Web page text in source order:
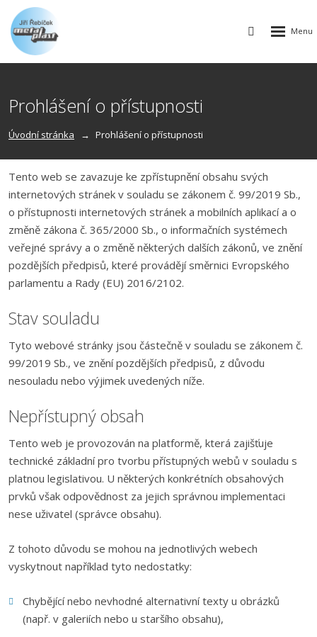
Vyhledávání
Rozbalení
Prohlášení o přístupnosti
Úvodní stránka Prohlášení o přístupnosti
Tento web se zavazuje ke zpřístupnění obsahu svých
internetových stránek v souladu se zákonem č. 99/2019 Sb.,
o přístupnosti internetových stránek a mobilních aplikací a o
změně zákona č. 365/2000 Sb., o informačních systémech
veřejné správy a o změně některých dalších zákonů, ve znění
pozdějších předpisů, které provádějí směrnici Evropského
parlamentu a Rady (EU) 2016/2102.
Stav souladu
Tyto webové stránky jsou částečně v souladu se zákonem č.
99/2019 Sb., ve znění pozdějších předpisů, z důvodu
nesouladu nebo výjimek uvedených níže.
Nepřístupný obsah
Tento web je provozován na platformě, která zajišťuje
technické základní pro tvorbu přístupných webů v souladu s
platnou legislativou. U některých konkrétních obsahových
prvků však odpovědnost za jejich správnou implementaci
nese uživatel (správce obsahu).
Z tohoto důvodu se mohou na jednotlivých webech
vyskytnout například tyto nedostatky:
Chybějící nebo nevhodné alternativní texty u obrázků
(např. v galeriích nebo u staršího obsahu),